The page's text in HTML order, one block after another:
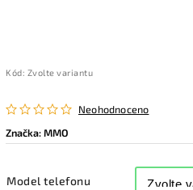
Kód: Zvolte variantu
Neohodnoceno
Značka:MMO
Model telefonu